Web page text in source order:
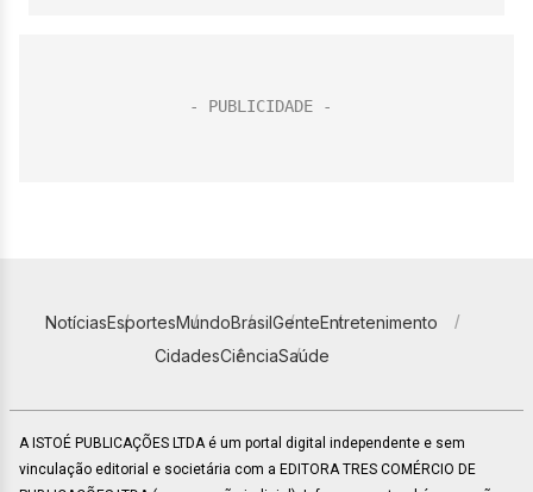
NotíciasEsportesMundoBrasilGenteEntretenimento
CidadesCiênciaSaúde
A ISTOÉ PUBLICAÇÕES LTDA é um portal digital independente e sem
vinculação editorial e societária com a EDITORA TRES COMÉRCIO DE